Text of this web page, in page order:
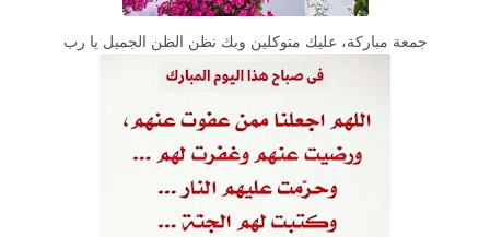
جمعة مباركة، عليك متوكلين وبك نظن الظن الجميل يا رب